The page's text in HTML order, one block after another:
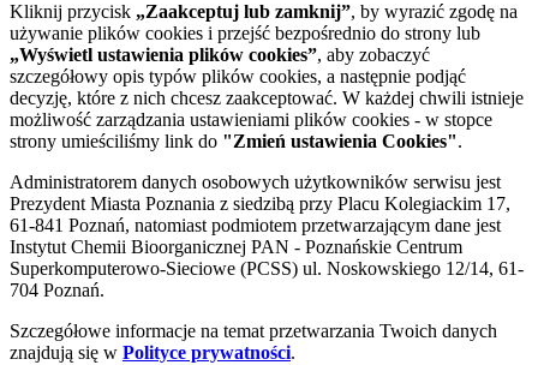
Kliknij przycisk „Zaakceptuj lub zamknij”, by wyrazić zgodę na
używanie plików cookies i przejść bezpośrednio do strony lub
„Wyświetl ustawienia plików cookies”, aby zobaczyć
szczegółowy opis typów plików cookies, a następnie podjąć
decyzję, które z nich chcesz zaakceptować. W każdej chwili istnieje
możliwość zarządzania ustawieniami plików cookies - w stopce
strony umieściliśmy link do "Zmień ustawienia Cookies".
Administratorem danych osobowych użytkowników serwisu jest
Prezydent Miasta Poznania z siedzibą przy Placu Kolegiackim 17,
61-841 Poznań, natomiast podmiotem przetwarzającym dane jest
Instytut Chemii Bioorganicznej PAN - Poznańskie Centrum
Superkomputerowo-Sieciowe (PCSS) ul. Noskowskiego 12/14, 61-
704 Poznań.
Szczegółowe informacje na temat przetwarzania Twoich danych
znajdują się w Polityce prywatności.